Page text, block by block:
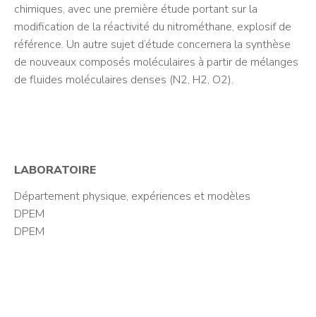
chimiques, avec une première étude portant sur la
modification de la réactivité du nitrométhane, explosif de
référence. Un autre sujet d’étude concernera la synthèse
de nouveaux composés moléculaires à partir de mélanges
de fluides moléculaires denses (N2, H2, O2).
LABORATOIRE
Département physique, expériences et modèles
DPEM
DPEM